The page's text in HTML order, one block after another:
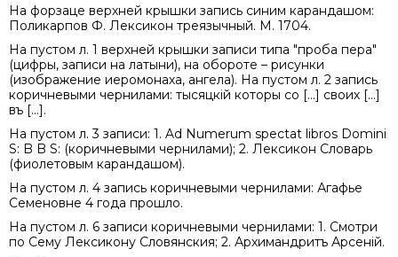
На форзаце верхней крышки запись синим карандашом:
Поликарпов Ф. Лексикон треязычный. М. 1704.
На пустом л. 1 верхней крышки записи типа "проба пера"
(цифры, записи на латыни), на обороте – рисунки
(изображение иеромонаха, ангела). На пустом л. 2 запись
коричневыми чернилами: тысяцкій которы со [...] своих [...]
въ [...].
На пустом л. 3 записи: 1. Ad Numerum spectat libros Domini
S: B B S: (коричневыми чернилами); 2. Лексикон Словарь
(фиолетовым карандашом).
На пустом л. 4 запись коричневыми чернилами: Агафье
Семеновне 4 года прошло.
На пустом л. 6 записи коричневыми чернилами: 1. Смотри
по Сему Лексикону Словянския; 2. Архимандритъ Арсеній.